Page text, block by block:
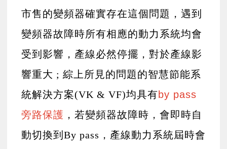
市售的變頻器確實存在這個問題，遇到
變頻器故障時所有相應的動力系統均會
受到影響，產線必然停擺，對於產線影
響重大 ; 綜上所見的問題的智慧節能系
統解決方案(VK & VF)均具有by pass
旁路保護 ，若變頻器故障時，會即時自
動切換到By pass，產線動力系統屆時會